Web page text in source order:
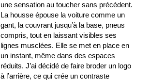
une sensation au toucher sans précédent.
La housse épouse la voiture comme un
gant, la couvrant jusqu’à la base, pneus
compris, tout en laissant visibles ses
lignes musclées. Elle se met en place en
un instant, même dans des espaces
réduits. J’ai décidé de faire broder un logo
à l’arrière, ce qui crée un contraste